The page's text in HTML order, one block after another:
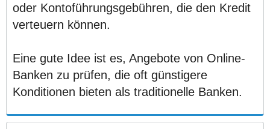
oder Kontoführungsgebühren, die den Kredit
verteuern können.
Eine gute Idee ist es, Angebote von Online-
Banken zu prüfen, die oft günstigere
Konditionen bieten als traditionelle Banken.